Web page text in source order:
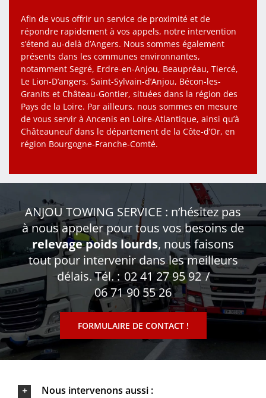
Afin de vous offrir un service de proximité et de
répondre rapidement à vos appels, notre intervention
s’étend au-delà d’Angers. Nous sommes également
présents dans les communes environnantes,
notamment Segré, Erdre-en-Anjou, Beaupréau, Tiercé,
Le Lion-D’angers, Saint-Sylvain-d’Anjou, Bécon-les-
Granits et Château-Gontier, situées dans la région des
Pays de la Loire. Par ailleurs, nous sommes en mesure
de vous servir à Ancenis en Loire-Atlantique, ainsi qu’à
Châteauneuf dans le département de la Côte-d’Or, en
région Bourgogne-Franche-Comté.
ANJOU TOWING SERVICE : n’hésitez pas
à nous appeler pour tous vos besoins de
relevage poids lourds, nous faisons
tout pour intervenir dans les meilleurs
délais. Tél. : 02 41 27 95 92/
06 71 90 55 26
FORMULAIRE DE CONTACT !
Nous intervenons aussi :